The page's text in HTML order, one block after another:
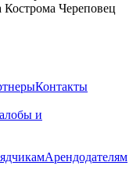
Кострома Череповец
Контакты
и
Арендодателям